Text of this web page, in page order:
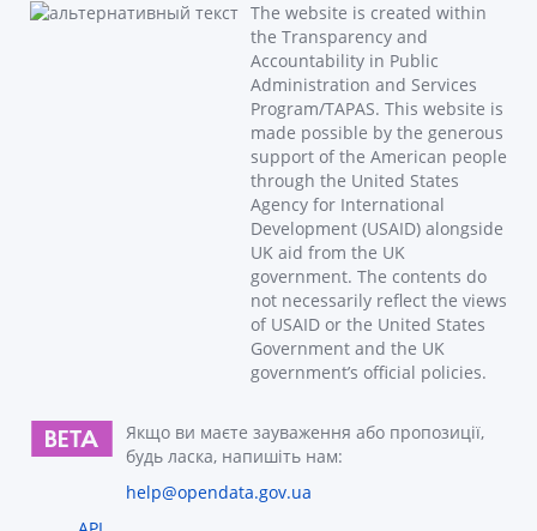
The website is created within
the Transparency and
Accountability in Public
Administration and Services
Program/TAPAS. This website is
made possible by the generous
support of the American people
through the United States
Agency for International
Development (USAID) alongside
UK aid from the UK
government. The contents do
not necessarily reflect the views
of USAID or the United States
Government and the UK
government’s official policies.
Якщо ви маєте зауваження або пропозиції,
будь ласка, напишіть нам:
help@opendata.gov.ua